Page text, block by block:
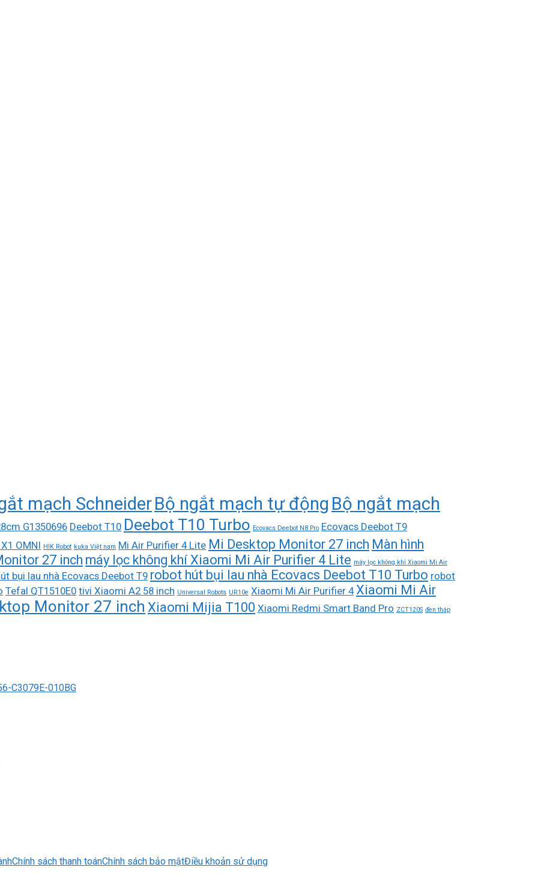
mạch SchneiderBộ ngắt mạch tự động Bộ ngắt mạch
G1350696 Deebot T10 Deebot T10 Turbo Ecovacs Deebot N8 Pro Ecovacs Deebot T9
OMNI HIK Robot kuka Việt nam Mi Air Purifier 4 Lite Mi Desktop Monitor 27 inch Màn hình
27 inch máy lọc không khí Xiaomi Mi Air Purifier 4 Lite máy lọc không khí Xiaomi Mi Air
bụi lau nhà Ecovacs Deebot T9 robot hút bụi lau nhà Ecovacs Deebot T10 Turbo robot
Tefal QT1510E0 tivi Xiaomi A2 58 inch Universal Robots UR10e Xiaomi Mi Air Purifier 4 Xiaomi Mi Air
Monitor 27 inch Xiaomi Mijia T100 Xiaomi Redmi Smart Band Pro ZCT120S đèn tháp
C3079E-010BG
Chính sách thanh toánChính sách bảo mậtĐiều khoản sử dụng